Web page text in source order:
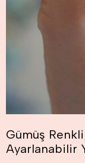
Gümüş
Ayarlanabilir